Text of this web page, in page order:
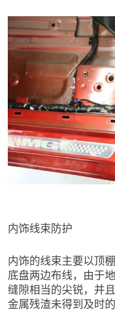
内饰线束防护
内饰的线束主要以顶
底盘两边布线，由于
缝隙相当的尖锐，并
金属残渣未得到及时